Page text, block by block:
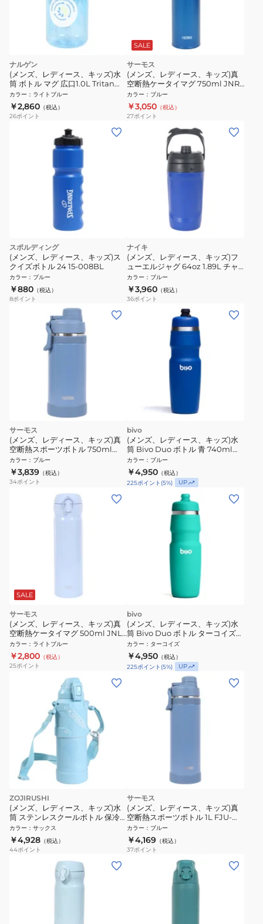
ナルゲン
(メンズ、レディース、キッズ)水
筒 ボトル マグ 広口1.0L Tritan
Renew ベイビーブルー
91655NGWM1.0
カラー ： ライトブルー
￥2,860 （税込）
26ポイント
SALE
サーモス
(メンズ、レディース、キッズ)真
空断熱ケータイマグ 750ml JNR-
753 MTB
カラー ： ブルー
￥3,050 （税込）
27ポイント
スポルディング
(メンズ、レディース、キッズ)ス
クイズボトル 24 15-008BL
カラー ： ブルー
￥880 （税込）
8ポイント
ナイキ
(メンズ、レディース、キッズ)フ
ューエルジャグ 64oz 1.89L チャ
グ HY8011-476
カラー ： ブルー
￥3,960 （税込）
36ポイント
サーモス
(メンズ、レディース、キッズ)真
空断熱スポーツボトル 750ml
FJU-750 ASB
カラー ： ブルー
￥3,839 （税込）
34ポイント
bivo
(メンズ、レディース、キッズ)水
筒 Bivo Duo ボトル 青 740ml
BT-NI-25-TB 重力による優れた飲
み心地 ステンレスボトル
カラー ： ブルー
￥4,950 （税込）
225ポイント (5%) UP
SALE
サーモス
(メンズ、レディース、キッズ)真
空断熱ケータイマグ 500ml JNL-
506 PBL
カラー ： ライトブルー
￥2,800 （税込）
25ポイント
bivo
(メンズ、レディース、キッズ)水
筒 Bivo Duo ボトル ターコイズ
740ml BT-NI-25-TQ 重力による
優れた飲み心地 ステンレスボトル
カラー ： ターコイズ
￥4,950 （税込）
225ポイント (5%) UP
ZOJIRUSHI
(メンズ、レディース、キッズ)水
筒 ステンレスクールボトル 保冷
専用 水色 1.0L SD-HB10-AL マイ
ボトル お手入れ簡単
カラー ： サックス
￥4,928 （税込）
44ポイント
サーモス
(メンズ、レディース、キッズ)真
空断熱スポーツボトル 1L FJU-
1000 ASB
カラー ： ブルー
￥4,169 （税込）
37ポイント